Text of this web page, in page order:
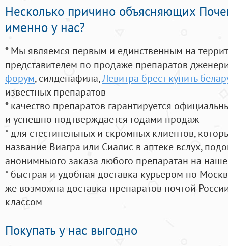
Несколько причино объясняющих
именно у нас?
* Мы являемся первым и единственным на
представителем по продаже препаратов
форум, силденафила,Левитра брест купить
известных препаратов
* качество препаратов гарантируется
и успешно подтверждается годами продаж
* для стестинельных и скромных клиентов,
название Виагра или Сиалис в аптеке вслух,
анонимныого заказа любого препаратан на
* быстрая и удобная доставка курьером по
же возможна доставка препаратов почтой
классом
Покупать у нас выгодно